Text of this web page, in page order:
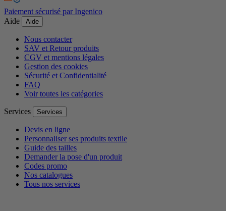
Paiement sécurisé par Ingenico
Aide
Aide
Nous contacter
SAV et Retour produits
CGV et mentions légales
Gestion des cookies
Sécurité et Confidentialité
FAQ
Voir toutes les catégories
Services Services
Devis en ligne
Personnaliser ses produits textile
Guide des tailles
Demander la pose d'un produit
Codes promo
Nos catalogues
Tous nos services